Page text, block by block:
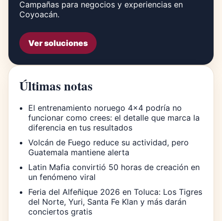
Campañas para negocios y experiencias en
Coyoacán.
Ver soluciones
Últimas notas
El entrenamiento noruego 4×4 podría no
funcionar como crees: el detalle que marca la
diferencia en tus resultados
Volcán de Fuego reduce su actividad, pero
Guatemala mantiene alerta
Latin Mafia convirtió 50 horas de creación en
un fenómeno viral
Feria del Alfeñique 2026 en Toluca: Los Tigres
del Norte, Yuri, Santa Fe Klan y más darán
conciertos gratis